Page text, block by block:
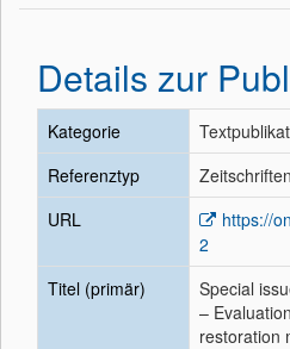
Details zur
Kategorie
Referenztyp
URL
https://
2
Titel (primär)
Special
–
restoration